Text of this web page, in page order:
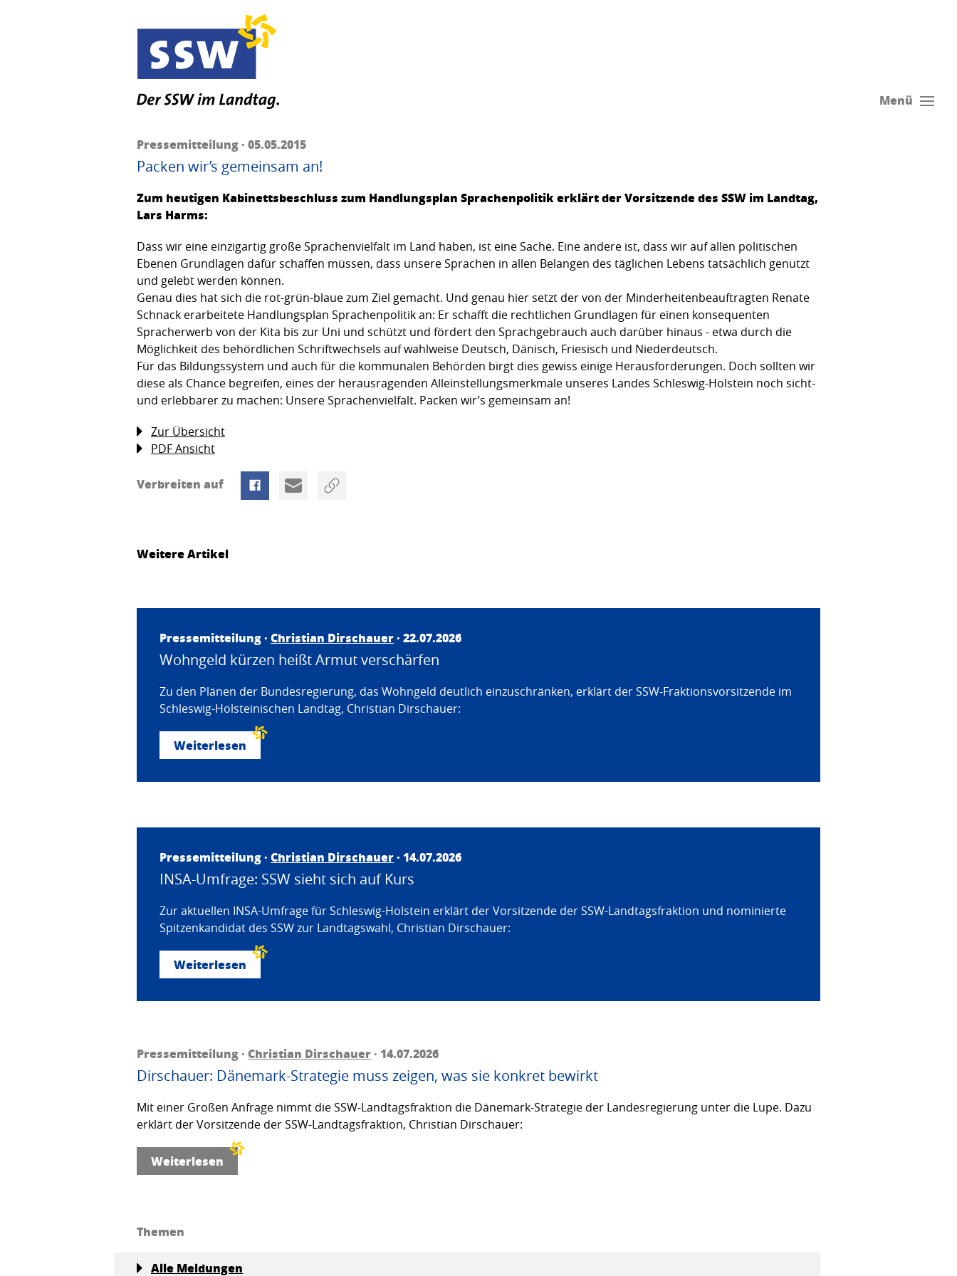
Menü
Pressemitteilung · 05.05.2015
Packen wir’s gemeinsam an!
Zum heutigen Kabinettsbeschluss zum Handlungsplan Sprachenpolitik erklärt der Vorsitzende des SSW im Landtag,
Lars Harms:
Dass wir eine einzigartig große Sprachenvielfalt im Land haben, ist eine Sache. Eine andere ist, dass wir auf allen politischen
Ebenen Grundlagen dafür schaffen müssen, dass unsere Sprachen in allen Belangen des täglichen Lebens tatsächlich genutzt
und gelebt werden können.
Genau dies hat sich die rot-grün-blaue zum Ziel gemacht. Und genau hier setzt der von der Minderheitenbeauftragten Renate
Schnack erarbeitete Handlungsplan Sprachenpolitik an: Er schafft die rechtlichen Grundlagen für einen konsequenten
Spracherwerb von der Kita bis zur Uni und schützt und fördert den Sprachgebrauch auch darüber hinaus - etwa durch die
Möglichkeit des behördlichen Schriftwechsels auf wahlweise Deutsch, Dänisch, Friesisch und Niederdeutsch.
Für das Bildungssystem und auch für die kommunalen Behörden birgt dies gewiss einige Herausforderungen. Doch sollten wir
diese als Chance begreifen, eines der herausragenden Alleinstellungsmerkmale unseres Landes Schleswig-Holstein noch sicht-
und erlebbarer zu machen: Unsere Sprachenvielfalt. Packen wir’s gemeinsam an!
Zur Übersicht
PDF Ansicht
Verbreiten auf
Weitere Artikel
Pressemitteilung · Christian Dirschauer· 22.07.2026
Wohngeld kürzen heißt Armut verschärfen
Zu den Plänen der Bundesregierung, das Wohngeld deutlich einzuschränken, erklärt der SSW-Fraktionsvorsitzende im
Schleswig-Holsteinischen Landtag, Christian Dirschauer:
Weiterlesen
Pressemitteilung · Christian Dirschauer· 14.07.2026
INSA-Umfrage: SSW sieht sich auf Kurs
Zur aktuellen INSA-Umfrage für Schleswig-Holstein erklärt der Vorsitzende der SSW-Landtagsfraktion und nominierte
Spitzenkandidat des SSW zur Landtagswahl, Christian Dirschauer:
Weiterlesen
Pressemitteilung · Christian Dirschauer· 14.07.2026
Dirschauer: Dänemark-Strategie muss zeigen, was sie konkret bewirkt
Mit einer Großen Anfrage nimmt die SSW-Landtagsfraktion die Dänemark-Strategie der Landesregierung unter die Lupe. Dazu
erklärt der Vorsitzende der SSW-Landtagsfraktion, Christian Dirschauer:
Weiterlesen
Themen
Alle Meldungen